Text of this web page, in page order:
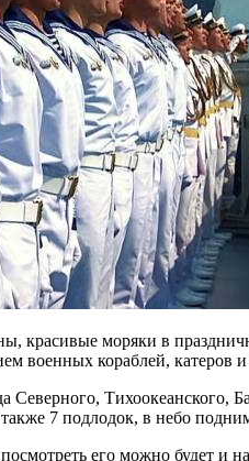
красивые моряки в
военных кораблей,
Северного,
7 подлодок, в небо
его можно будет